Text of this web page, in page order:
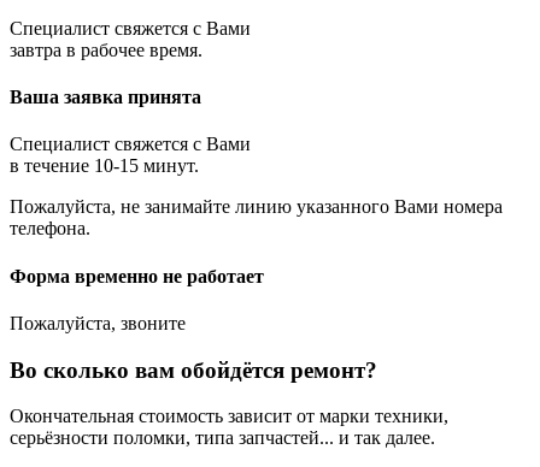
Специалист свяжется с Вами
завтра в рабочее время.
Ваша заявка принята
Специалист свяжется с Вами
в течение 10-15 минут.
Пожалуйста, не занимайте линию указанного Вами номера
телефона.
Форма временно не работает
Пожалуйста, звоните
Во сколько вам обойдётся ремонт?
Окончательная стоимость зависит от марки техники,
серьёзности поломки, типа запчастей... и так далее.